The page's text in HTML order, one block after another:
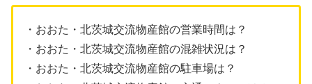
・おおた・北茨城交流物産館の営業時間は？
・おおた・北茨城交流物産館の混雑状況は？
・おおた・北茨城交流物産館の駐車場は？